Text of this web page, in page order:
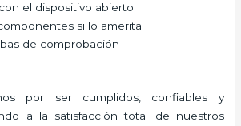
el dispositivo abierto
si lo amerita
de comprobación
por ser cumplidos, confiables y
a la satisfacción total de nuestros